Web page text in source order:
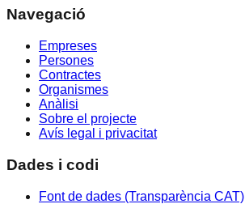
Navegació
Empreses
Persones
Contractes
Organismes
Anàlisi
Sobre el projecte
Avís legal i privacitat
Dades i codi
Font de dades (Transparència CAT)